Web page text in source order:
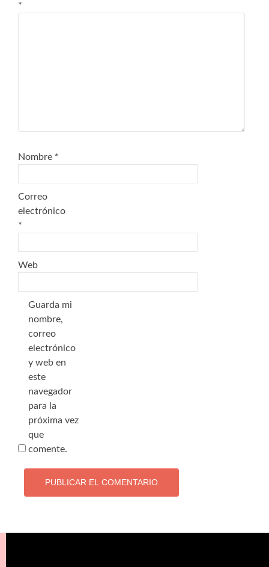
*
Nombre *
Correo
electrónico
*
Web
Guarda mi
nombre,
correo
electrónico
y web en
este
navegador
para la
próxima vez
que
comente.